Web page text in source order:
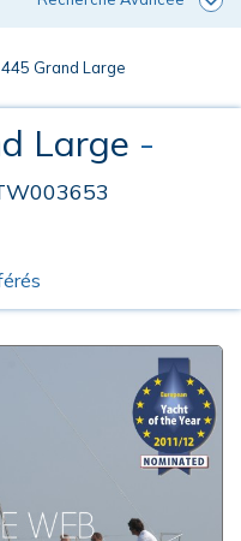
Grand Large
Large -